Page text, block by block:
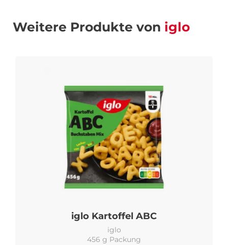
Weitere Produkte von iglo
iglo Kartoffel ABC
iglo
456 g Packung